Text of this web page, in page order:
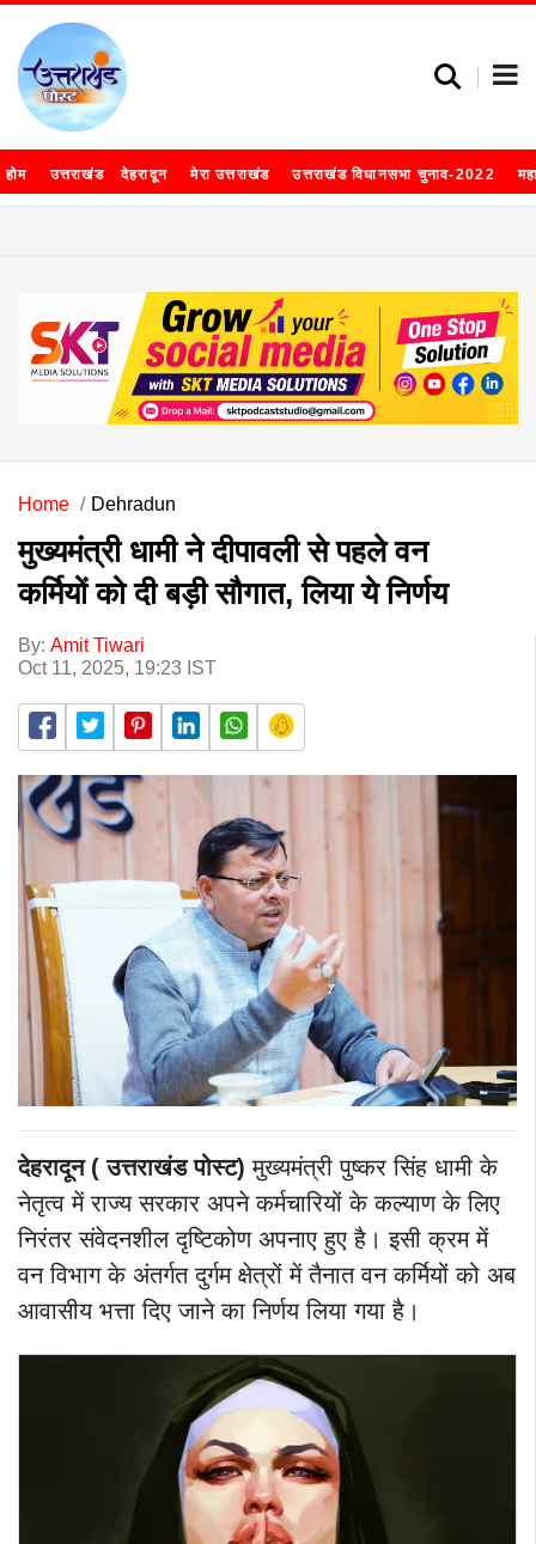
होम उत्तराखंड देहरादून मेरा उत्तराखंड उत्तराखंड विधानसभा चुनाव-2022
Home Dehradun
मुख्यमंत्री धामी ने दीपावली से पहले वन
कर्मियों को दी बड़ी सौगात, लिया ये निर्णय
By: Amit Tiwari
Oct 11, 2025, 19:23 IST
देहरादून ( उत्तराखंड पोस्ट) मुख्यमंत्री पुष्कर सिंह धामी के
नेतृत्व में राज्य सरकार अपने कर्मचारियों के कल्याण के लिए
निरंतर संवेदनशील दृष्टिकोण अपनाए हुए है। इसी क्रम में
वन विभाग के अंतर्गत दुर्गम क्षेत्रों में तैनात वन कर्मियों को अब
आवासीय भत्ता दिए जाने का निर्णय लिया गया है।